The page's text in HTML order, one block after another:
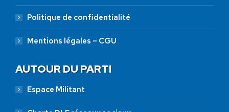
Politique de confidentialité
Mentions légales – CGU
AUTOUR DU PARTI
Espace Militant